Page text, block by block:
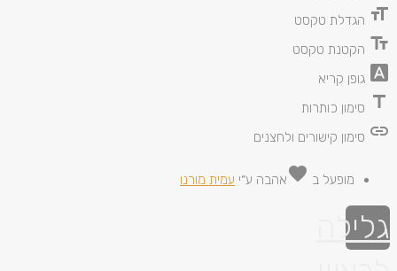
format_size הגדלת טקסט
text_fields הקטנת טקסט
font_download גופן קריא
title סימון כותרות
link סימון קישורים ולחצנים
מופעל ב favoriteאהבה ע״י עמית מורנו
גלילה